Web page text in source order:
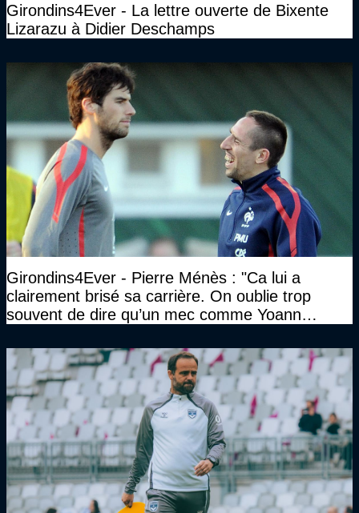
Girondins4Ever - La lettre ouverte de Bixente
Lizarazu à Didier Deschamps
Girondins4Ever - Pierre Ménès : "Ca lui a
clairement brisé sa carrière. On oublie trop
souvent de dire qu’un mec comme Yoann